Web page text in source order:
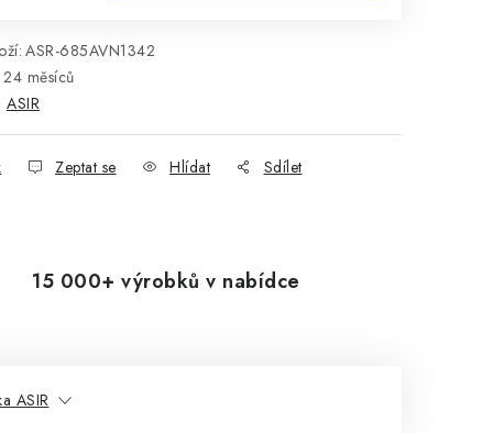
ASR-685AVN1342
24 měsíců
ASIR
Zeptat se Hlídat Sdílet
15 000+ výrobků v nabídce
ASIR